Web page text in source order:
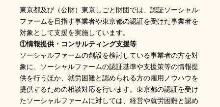
東京都及び（公財）東京しごと財団では、認証ソーシャル
ファームを目指す事業者や東京都の認証を受けた事業者を
対象として支援を実施しています。
①情報提供・コンサルティング支援等
ソーシャルファームの創設を検討している事業者の方を対
象に、ソーシャルファームの認証基準や支援策等の情報提
供を行うほか、就労困難と認められる方の雇用ノウハウを
提供するための相談対応を行います。東京都の認証を受け
たソーシャルファームに対しては、経営や就労困難と認め